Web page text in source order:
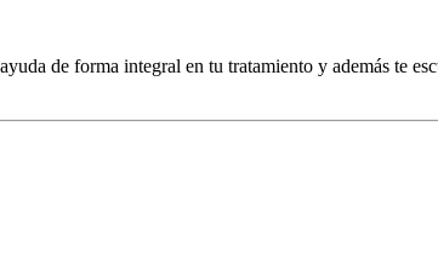
de forma integral en tu tratamiento y además te